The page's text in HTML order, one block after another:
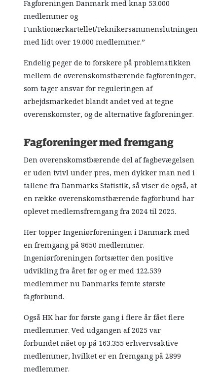
Fagforeningen Danmark med knap 53.000
medlemmer og
Funktionærkartellet/Teknikersammenslutningen
med lidt over 19.000 medlemmer.”
Endelig peger de to forskere på problematikken
mellem de overenskomstbærende fagforeninger,
som tager ansvar for reguleringen af
arbejdsmarkedet blandt andet ved at tegne
overenskomster, og de alternative fagforeninger.
Fagforeninger med fremgang
Den overenskomstbærende del af fagbevægelsen
er uden tvivl under pres, men dykker man ned i
tallene fra Danmarks Statistik, så viser de også, at
en række overenskomstbærende fagforbund har
oplevet medlemsfremgang fra 2024 til 2025.
Her topper Ingeniørforeningen i Danmark med
en fremgang på 8650 medlemmer.
Ingeniørforeningen fortsætter den positive
udvikling fra året før og er med 122.539
medlemmer nu Danmarks femte største
fagforbund.
Også HK har for første gang i flere år fået flere
medlemmer. Ved udgangen af 2025 var
forbundet nået op på 163.355 erhvervsaktive
medlemmer, hvilket er en fremgang på 2899
medlemmer.